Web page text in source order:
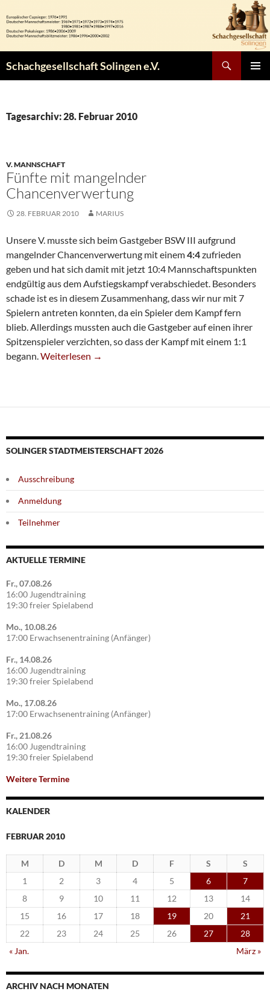
Inhalt
springen
Schachgesellschaft Solingen e.V.
Tagesarchiv: 28. Februar 2010
V. MANNSCHAFT
Fünfte mit mangelnder
Chancenverwertung
28. FEBRUAR 2010 MARIUS
Unsere V. musste sich beim Gastgeber BSW III aufgrund
mangelnder Chancenverwertung mit einem4:4zufrieden
geben und hat sich damit mit jetzt 10:4 Mannschaftspunkten
endgültig aus dem Aufstiegskampf verabschiedet. Besonders
schade ist es in diesem Zusammenhang, dass wir nur mit 7
Spielern antreten konnten, da ein Spieler dem Kampf fern
blieb. Allerdings mussten auch die Gastgeber auf einen ihrer
Spitzenspieler verzichten, so dass der Kampf mit einem 1:1
begann.Fünfte Mit Mangelnder Chancenverwertung
Weiterlesen →
SOLINGER STADTMEISTERSCHAFT 2026
Ausschreibung
Anmeldung
Teilnehmer
AKTUELLE TERMINE
Fr., 07.08.26
16:00 Jugendtraining
19:30 freier Spielabend
Mo., 10.08.26
17:00 Erwachsenentraining (Anfänger)
Fr., 14.08.26
16:00 Jugendtraining
19:30 freier Spielabend
Mo., 17.08.26
17:00 Erwachsenentraining (Anfänger)
Fr., 21.08.26
16:00 Jugendtraining
19:30 freier Spielabend
Weitere Termine
KALENDER
FEBRUAR 2010
M D M D F S
S
1
2 3 4 5 6
7
8
9 10 11 12 13
14
15
16 17 18 19 20
21
22
23 24 25 26 27
28
« Jan.
März »
ARCHIV NACH MONATEN